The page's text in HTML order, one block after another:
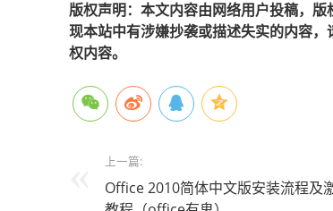
版权声明：本文内容由网络用户投稿，
现本站中有涉嫌抄袭或描述失实的内容，
权内容。
上一篇:
Office 2010简体中文版安装流程及